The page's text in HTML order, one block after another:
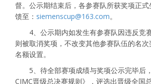
督。公示期结束后，各参赛队所获奖项正
馈至： siemenscup@163.com。
4、公示期内如发生有参赛队因违反竞
则被取消奖项，不改变其他参赛队伍的名
名额设置。
5、待全部赛项成绩与奖项公示完毕后
CIMC晋级总决赛规则》，评选出晋级全国